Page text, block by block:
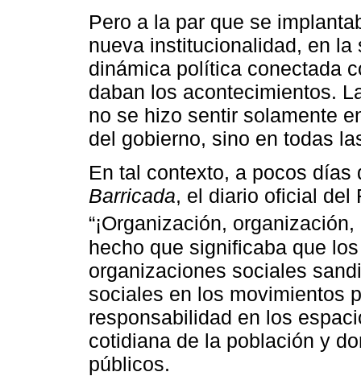
Pero a la par que se
nueva institucionalidad, en
dinámica política conectada
daban los acontecimientos.
no se hizo sentir solamente
del gobierno, sino en todas
En tal contexto, a pocos
Barricada, el diario oficial del
“¡Organización,
hecho que significaba que
organizaciones sociales
sociales en los movimientos
responsabilidad en los
cotidiana de la población y
públicos.